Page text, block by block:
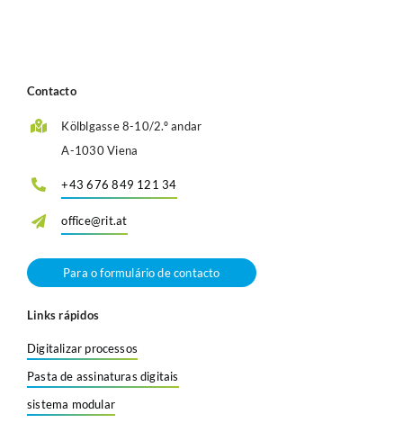
Contacto
Kölblgasse 8-10/2.º andar
A-1030 Viena
+43 676 849 121 34
office@rit.at
Para o formulário de contacto
Links rápidos
Digitalizar processos
Pasta de assinaturas digitais
sistema modular